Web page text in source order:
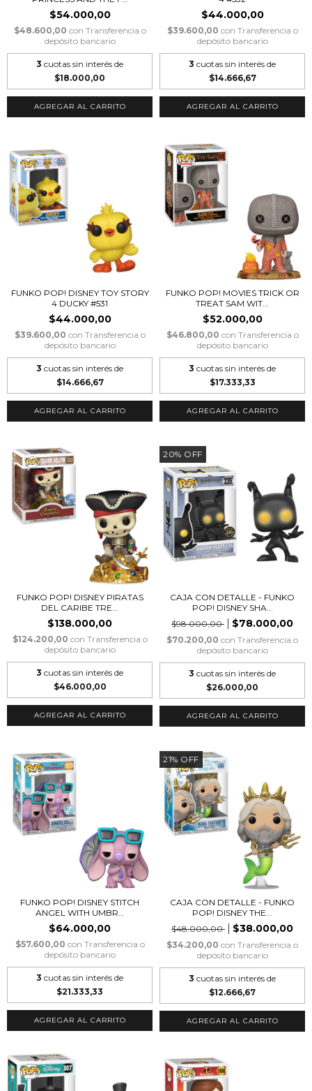
$54.000,00
$48.600,00 con Transferencia o
depósito bancario
3 cuotas sin interés de
$18.000,00
$44.000,00
$39.600,00 con Transferencia o
depósito bancario
3 cuotas sin interés de
$14.666,67
FUNKO POP! DISNEY TOY STORY
4 DUCKY #531
$44.000,00
$39.600,00 con Transferencia o
depósito bancario
3 cuotas sin interés de
$14.666,67
FUNKO POP! MOVIES TRICK OR
TREAT SAM WIT...
$52.000,00
$46.800,00 con Transferencia o
depósito bancario
3 cuotas sin interés de
$17.333,33
FUNKO POP! DISNEY PIRATAS
DEL CARIBE TRE...
$138.000,00
$124.200,00 con Transferencia o
depósito bancario
3 cuotas sin interés de
$46.000,00
20% OFF
CAJA CON DETALLE - FUNKO
POP! DISNEY SHA...
$98.000,00
$78.000,00
$70.200,00 con Transferencia o
depósito bancario
3 cuotas sin interés de
$26.000,00
FUNKO POP! DISNEY STITCH
ANGEL WITH UMBR...
$64.000,00
$57.600,00 con Transferencia o
depósito bancario
3 cuotas sin interés de
$21.333,33
21% OFF
CAJA CON DETALLE - FUNKO
POP! DISNEY THE...
$48.000,00
$38.000,00
$34.200,00 con Transferencia o
depósito bancario
3 cuotas sin interés de
$12.666,67